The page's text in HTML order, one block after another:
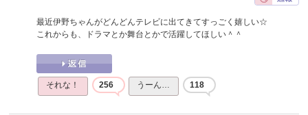
最近伊野ちゃんがどんどんテレビに出てきてすっごく嬉しい☆
これからも、ドラマとか舞台とかで活躍してほしい＾＾
それな！ 256 うーん… 118